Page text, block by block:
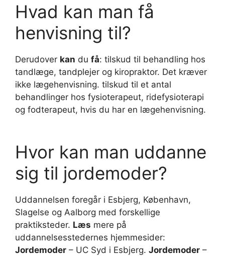
Hvad kan man få
henvisning til?
Derudover kan du få: tilskud til behandling hos
tandlæge, tandplejer og kiropraktor. Det kræver
ikke lægehenvisning. tilskud til et antal
behandlinger hos fysioterapeut, ridefysioterapi
og fodterapeut, hvis du har en lægehenvisning.
Hvor kan man uddanne
sig til jordemoder?
Uddannelsen foregår i Esbjerg, København,
Slagelse og Aalborg med forskellige
praktiksteder. Læs mere på
uddannelsesstedernes hjemmesider:
Jordemoder – UC Syd i Esbjerg. Jordemoder –